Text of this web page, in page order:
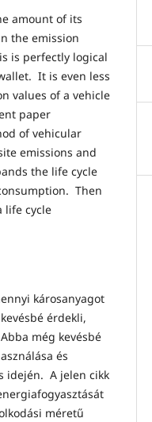
amount of its
the emission
is perfectly logical
It is even less
values of a vehicle
paper
of vehicular
emissions and
the life cycle
Then
life cycle
károsanyagot
érdekli,
még kevésbé
és
idején. A jelen cikk
méretű